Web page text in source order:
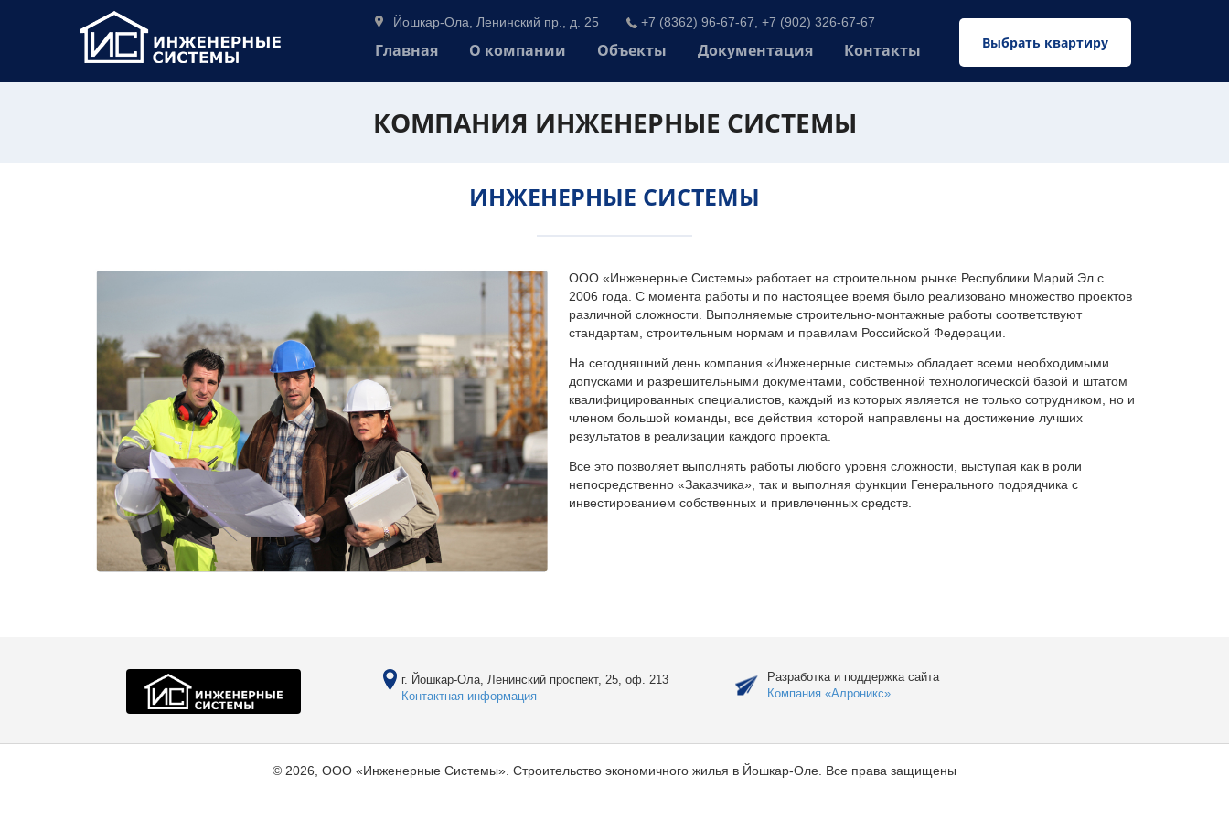
Выбрать квартиру
Йошкар-Ола, Ленинский пр., д. 25 +7 (8362) 96-67-67, +7 (902) 326-67-67
Главная О компании Объекты Документация Контакты
КОМПАНИЯ ИНЖЕНЕРНЫЕ СИСТЕМЫ
ИНЖЕНЕРНЫЕ СИСТЕМЫ
ООО «Инженерные Системы» работает на строительном рынке Республики Марий Эл с
2006 года. С момента работы и по настоящее время было реализовано множество проектов
различной сложности. Выполняемые строительно-монтажные работы соответствуют
стандартам, строительным нормам и правилам Российской Федерации.
На сегодняшний день компания «Инженерные системы» обладает всеми необходимыми
допусками и разрешительными документами, собственной технологической базой и штатом
квалифицированных специалистов, каждый из которых является не только сотрудником, но и
членом большой команды, все действия которой направлены на достижение лучших
результатов в реализации каждого проекта.
Все это позволяет выполнять работы любого уровня сложности, выступая как в роли
непосредственно «Заказчика», так и выполняя функции Генерального подрядчика с
инвестированием собственных и привлеченных средств.
г. Йошкар-Ола, Ленинский проспект, 25, оф. 213
Контактная информация
Разработка и поддержка сайта
Компания «Алроникс»
© 2026, ООО «Инженерные Системы». Строительство экономичного жилья в Йошкар-Оле. Все права защищены